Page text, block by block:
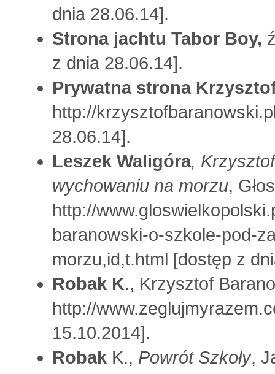
dnia 28.06.14].
Strona jachtu Tabor Boy,
z dnia 28.06.14].
Prywatna strona
http://
28.06.14].
Leszek Waligóra,
wychowaniu na morzu,
http://
baranowski-o-szkole-pod-
morzu,id,t.html [dostęp z
Robak K., Krzysztof
http://
15.10.2014].
Robak K., Powrót Szkoły,